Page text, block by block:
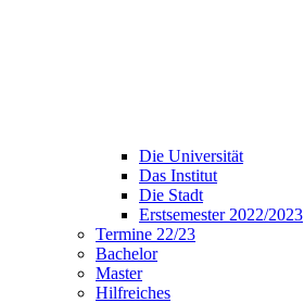
Die Universität
Das Institut
Die Stadt
Erstsemester 2022/2023
Termine 22/23
Bachelor
Master
Hilfreiches